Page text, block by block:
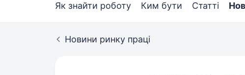
Як знайти роботу Ким бути Статті
Новини ринку праці